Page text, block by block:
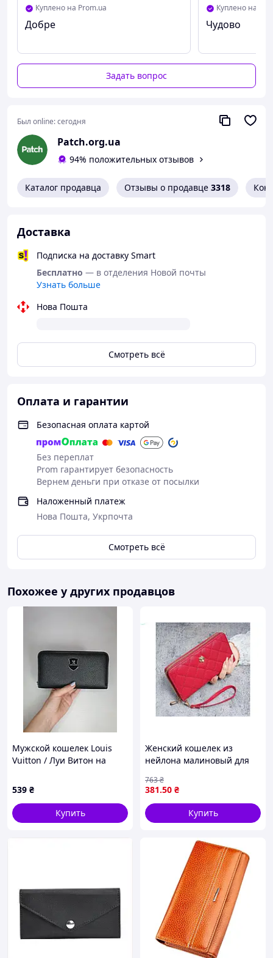
Куплено на Prom.ua
Добре
Куплено на
Чудово
Задать вопрос
Был online:сегодня
Patch.org.ua
94% положительных отзывов
Каталог продавца Отзывы о продавце 3318
Доставка
Подписка на доставку Smart
Бесплатно — в отделения Новой почты
Узнать больше
Нова Пошта
Смотреть всё
Оплата и гарантии
Безопасная оплата картой
Без переплат
Prom гарантирует безопасность
Вернем деньги при отказе от посылки
Наложенный платеж
Нова Пошта, Укрпочта
Смотреть всё
Похожее у других продавцов
Мужской кошелек Louis
Vuitton / Луи Витон на
539 ₴
Купить
Женский кошелек из
нейлона малиновый для
компактный и стильный
381.50 ₴
763₴
Купить